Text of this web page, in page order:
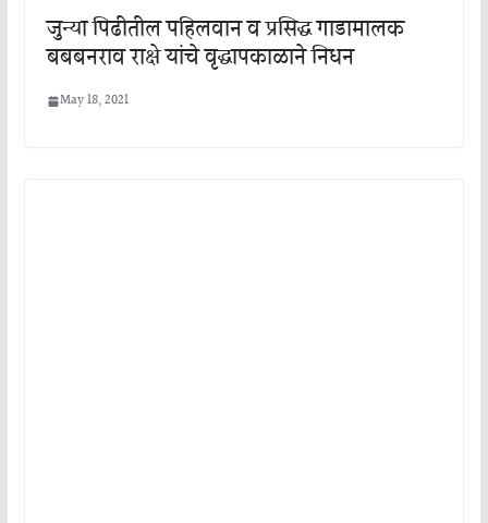
जुन्या पिढीतील पहिलवान व प्रसिद्ध गाडामालक
बबबनराव राक्षे यांचे वृद्धापकाळाने निधन
May 18, 2021